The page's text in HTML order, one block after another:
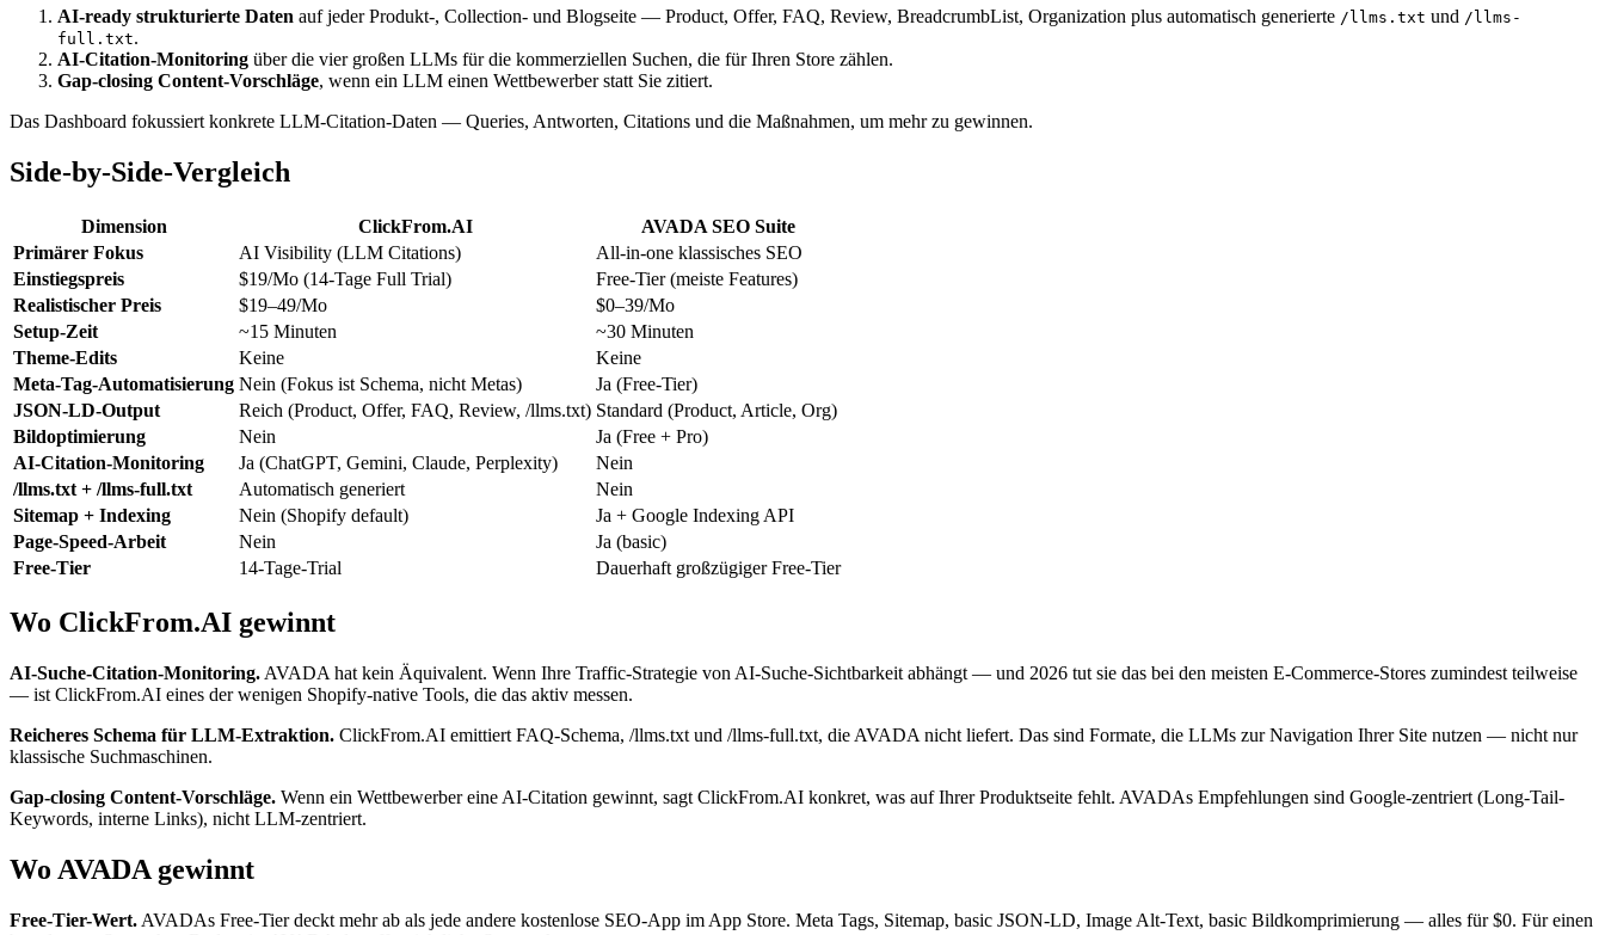
AI-ready strukturierte Daten auf jeder Produkt-, Collection- und Blogseite — Product, Offer, FAQ, Review, BreadcrumbList, Organization plus automatisch generierte /llms.txt und /llms-
full.txt.
AI-Citation-Monitoring über die vier großen LLMs für die kommerziellen Suchen, die für Ihren Store zählen.
Gap-closing Content-Vorschläge, wenn ein LLM einen Wettbewerber statt Sie zitiert.
Das Dashboard fokussiert konkrete LLM-Citation-Daten — Queries, Antworten, Citations und die Maßnahmen, um mehr zu gewinnen.
Side-by-Side-Vergleich
Dimension ClickFrom.AI
AVADA SEO Suite
Primärer Fokus
AI Visibility (LLM Citations)
All-in-one klassisches SEO
Einstiegspreis
$19/Mo (14-Tage Full Trial)
Free-Tier (meiste Features)
Realistischer Preis
$19–49/Mo
$0–39/Mo
Setup-Zeit
~15 Minuten
~30 Minuten
Theme-Edits
Keine
Keine
Meta-Tag-Automatisierung Nein (Fokus ist Schema, nicht Metas)
Ja (Free-Tier)
JSON-LD-Output
Reich (Product, Offer, FAQ, Review, /llms.txt) Standard (Product, Article, Org)
Bildoptimierung
Nein
Ja (Free + Pro)
AI-Citation-Monitoring
Ja (ChatGPT, Gemini, Claude, Perplexity)
Nein
/llms.txt + /llms-full.txt
Automatisch generiert
Nein
Sitemap + Indexing
Nein (Shopify default)
Ja + Google Indexing API
Page-Speed-Arbeit
Nein
Ja (basic)
Free-Tier
14-Tage-Trial Dauerhaft großzügiger Free-Tier
Wo ClickFrom.AI gewinnt
AI-Suche-Citation-Monitoring. AVADA hat kein Äquivalent. Wenn Ihre Traffic-Strategie von AI-Suche-Sichtbarkeit abhängt — und 2026 tut sie das bei den meisten E-Commerce-Stores zumindest teilweise
— ist ClickFrom.AI eines der wenigen Shopify-native Tools, die das aktiv messen.
Reicheres Schema für LLM-Extraktion. ClickFrom.AI emittiert FAQ-Schema, /llms.txt und /llms-full.txt, die AVADA nicht liefert. Das sind Formate, die LLMs zur Navigation Ihrer Site nutzen — nicht nur
klassische Suchmaschinen.
Gap-closing Content-Vorschläge. Wenn ein Wettbewerber eine AI-Citation gewinnt, sagt ClickFrom.AI konkret, was auf Ihrer Produktseite fehlt. AVADAs Empfehlungen sind Google-zentriert (Long-Tail-
Keywords, interne Links), nicht LLM-zentriert.
Wo AVADA gewinnt
Free-Tier-Wert. AVADAs Free-Tier deckt mehr ab als jede andere kostenlose SEO-App im App Store. Meta Tags, Sitemap, basic JSON-LD, Image Alt-Text, basic Bildkomprimierung — alles für $0. Für einen